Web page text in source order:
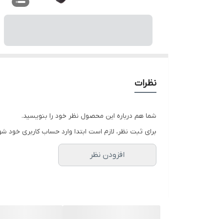
نظرات
شما هم درباره این محصول نظر خود را بنویسید.
برای ثبت نظر، لازم است ابتدا وارد حساب کاربری خود
افزودن نظر